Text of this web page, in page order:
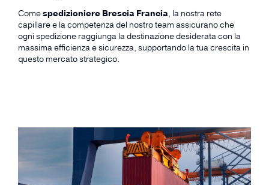
Comespedizioniere Brescia Francia, la nostra rete
capillare e la competenza del nostro team assicurano che
ogni spedizione raggiunga la destinazione desiderata con la
massima efficienza e sicurezza, supportando la tua crescita in
questo mercato strategico.